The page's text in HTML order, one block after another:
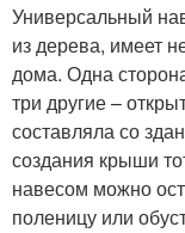
Универсальный
из дерева, имеет
дома. Одна
три другие –
составляла со
создания крыши
навесом можно
поленицу или